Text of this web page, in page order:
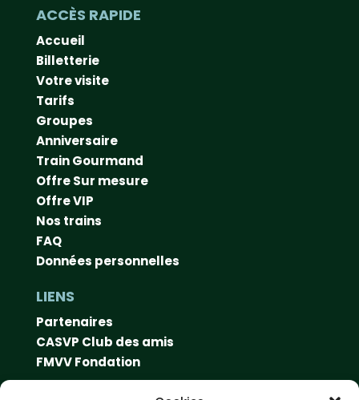
ACCÈS RAPIDE
Accueil
Billetterie
Votre visite
Tarifs
Groupes
Anniversaire
Train Gourmand
Offre Sur mesure
Offre VIP
Nos trains
FAQ
Données personnelles
LIENS
Partenaires
CASVP Club des amis
FMVV Fondation